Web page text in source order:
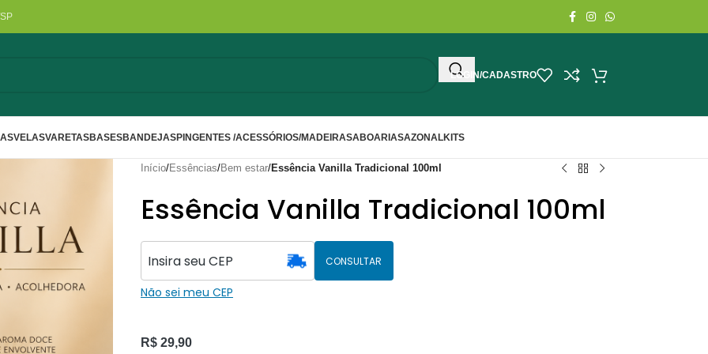
LOGIN/CADASTRO
VELASVARETASBASESBANDEJASPINGENTES /ACESSÓRIOS/MADEIRASABOARIASAZONALKITS
Início/Essências/Bem estar/Essência Vanilla Tradicional 100ml
Essência Vanilla Tradicional 100ml
CONSULTAR
Não sei meu CEP
R$29,90